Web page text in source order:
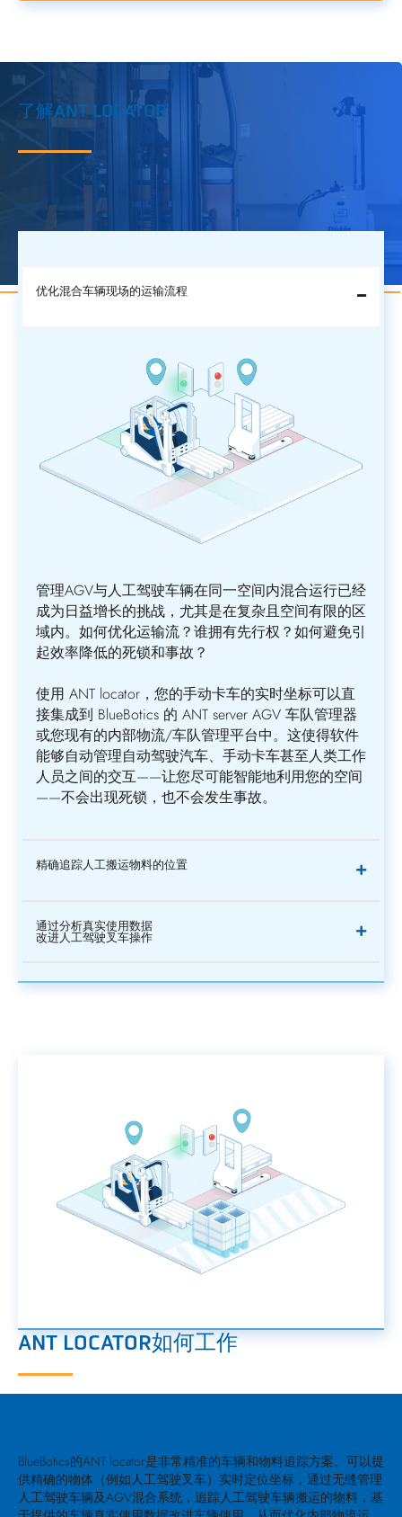
了解ANT LOCATOR
优化混合车辆现场的运输流程
管理AGV与人工驾驶车辆在同一空间内混合运行已经
成为日益增长的挑战，尤其是在复杂且空间有限的区
域内。如何优化运输流？谁拥有先行权？如何避免引
起效率降低的死锁和事故？
使用 ANT locator，您的手动卡车的实时坐标可以直
接集成到 BlueBotics 的 ANT server AGV 车队管理器
或您现有的内部物流/车队管理平台中。这使得软件
能够自动管理自动驾驶汽车、手动卡车甚至人类工作
人员之间的交互——让您尽可能智能地利用您的空间
——不会出现死锁，也不会发生事故。
精确追踪人工搬运物料的位置
通过分析真实使用数据
改进人工驾驶叉车操作
ANT LOCATOR如何工作
BlueBotics的ANT locator是非常精准的车辆和物料追踪方案。可以提
供精确的物体（例如人工驾驶叉车）实时定位坐标，通过无缝管理
人工驾驶车辆及AGV混合系统，追踪人工驾驶车辆搬运的物料，基